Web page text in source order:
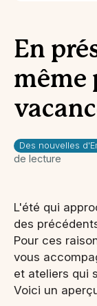
En
même
Des nouvelles
de lecture
L'été qui
des
Pour ces
vous
et ateliers qui
Voici un